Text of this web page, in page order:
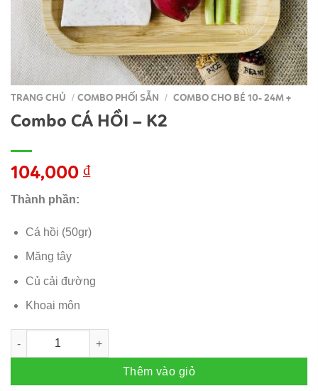
TRANG CHỦ / COMBO PHỐI SẴN / COMBO CHO BÉ 10- 24M +
Combo CÁ HỒI – K2
104,000 ₫
Thành phần:
Cá hồi (50gr)
Măng tây
Củ cải đường
Khoai môn
Combo CÁ HỒI - K2 số lượng
Thêm vào giỏ